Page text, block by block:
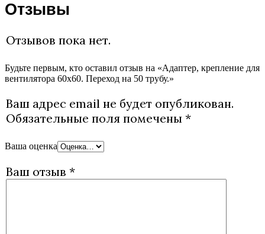
Отзывы
Отзывов пока нет.
Будьте первым, кто оставил отзыв на «Адаптер, крепление для
вентилятора 60х60. Переход на 50 трубу.»
Ваш адрес email не будет опубликован.
Обязательные поля помечены *
Ваша оценка
Ваш отзыв *